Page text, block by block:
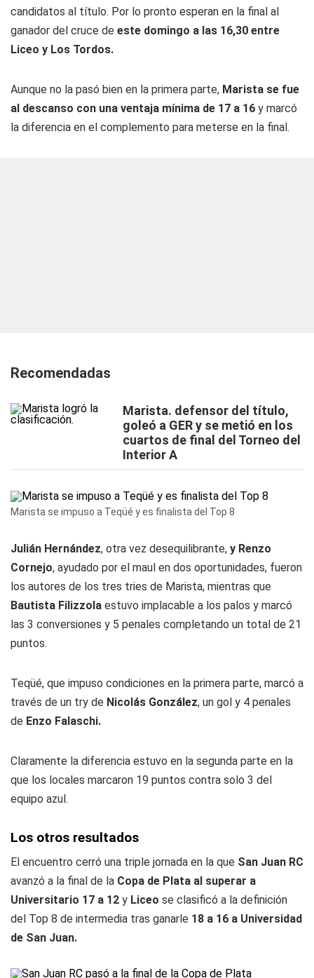
candidatos al título. Por lo pronto esperan en la final al
ganador del cruce de este domingo a las 16,30 entre
Liceo y Los Tordos.
Aunque no la pasó bien en la primera parte, Marista se fue
al descanso con una ventaja mínima de 17 a 16 y marcó
la diferencia en el complemento para meterse en la final.
Recomendadas
Marista. defensor del título,
goleó a GER y se metió en los
cuartos de final del Torneo del
Interior A
Marista se impuso a Teqüé y es finalista del Top 8
Julián Hernández, otra vez desequilibrante, y Renzo
Cornejo, ayudado por el maul en dos oportunidades, fueron
los autores de los tres tries de Marista, mientras que
Bautista Filizzola estuvo implacable a los palos y marcó
las 3 conversiones y 5 penales completando un total de 21
puntos.
Teqüé, que impuso condiciones en la primera parte, marcó a
través de un try de Nicolás González, un gol y 4 penales
de Enzo Falaschi.
Claramente la diferencia estuvo en la segunda parte en la
que los locales marcaron 19 puntos contra solo 3 del
equipo azul.
Los otros resultados
El encuentro cerró una triple jornada en la que San Juan RC
avanzó a la final de la Copa de Plata al superar a
Universitario 17 a 12 y Liceo se clasificó a la definición
del Top 8 de intermedia tras ganarle 18 a 16 a Universidad
de San Juan.